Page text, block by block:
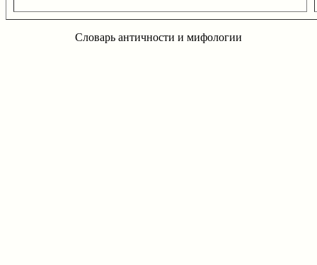
Словарь античности и мифологии